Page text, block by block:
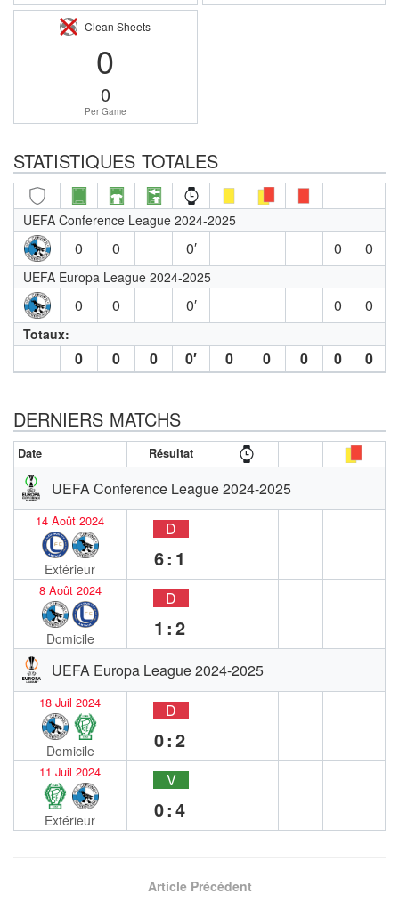
Clean Sheets
0
0
Per Game
STATISTIQUES TOTALES
UEFA Conference League 2024-2025
0 0 0′ 0 0
UEFA Europa League 2024-2025
0 0 0′ 0 0
Totaux:
0 0 0 0′ 0 0 0 0 0
DERNIERS MATCHS
Date Résultat
UEFA Conference League 2024-2025
14 Août 2024
Extérieur
D
6:1
8 Août 2024
Domicile
D
1:2
UEFA Europa League 2024-2025
18 Juil 2024
Domicile
D
0:2
11 Juil 2024
Extérieur
V
0:4
Article Précédent